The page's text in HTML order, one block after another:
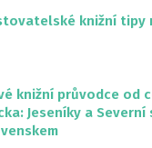
knižní tipy
knižní průvodce od
Jeseníky a